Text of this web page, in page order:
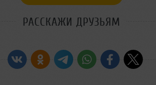
РАССКАЖИ ДРУЗЬЯМ